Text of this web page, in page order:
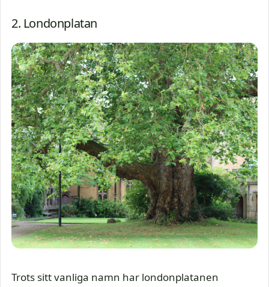
2. Londonplatan
Trots sitt vanliga namn har londonplatanen